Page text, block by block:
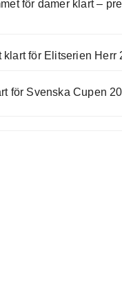
för damer klart –
klart för Elitserien Herr
för Svenska Cupen